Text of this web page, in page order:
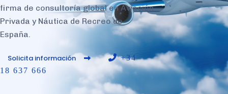
firma de consultoría global en Aviación
Privada y Náutica de Recreo de
España.
Solicita información
+34
637 666